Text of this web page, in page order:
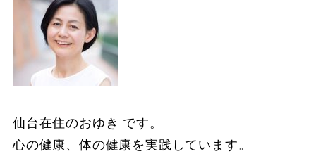
仙台在住のおゆき です。
心の健康、体の健康を実践しています。